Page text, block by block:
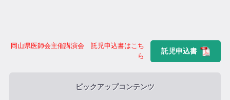
岡山県医師会主催講演会 託児申込書はこち
ら
託児申込書
ピックアップコンテンツ